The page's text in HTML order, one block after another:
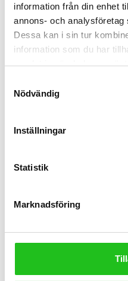
information från din enhet
annons- och
Dessa kan i sin tur
information som du har
samlat in när du har
Nödvändig
Inställningar
Statistik
Marknadsföring
Kedja 116L 6/7/8-vxl